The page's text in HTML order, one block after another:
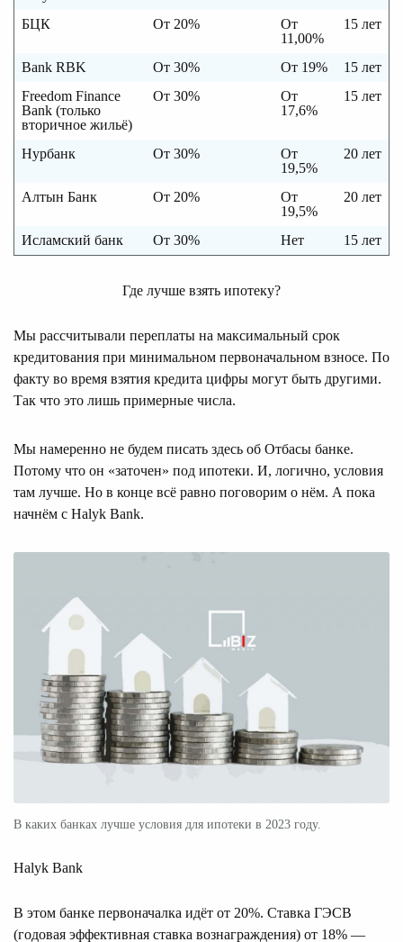
БЦК
От 20%
От
11,00%
15 лет
Bank RBK От 30% От 19%
15 лет
Freedom Finance
Bank (только
вторичное жильё)
От 30%
От
17,6%
15 лет
Нурбанк От 30%
От
19,5%
20 лет
Алтын Банк От 20%
От
19,5%
20 лет
Исламский банк От 30% Нет 15 лет
Где лучше взять ипотеку?
Мы рассчитывали переплаты на максимальный срок
кредитования при минимальном первоначальном взносе. По
факту во время взятия кредита цифры могут быть другими.
Так что это лишь примерные числа.
Мы намеренно не будем писать здесь об Отбасы банке.
Потому что он «заточен» под ипотеки. И, логично, условия
там лучше. Но в конце всё равно поговорим о нём. А пока
начнём с Halyk Bank.
В каких банках лучше условия для ипотеки в 2023 году.
Halyk Bank
В этом банке первоначалка идёт от 20%. Ставка ГЭСВ
(годовая эффективная ставка вознаграждения) от 18% —